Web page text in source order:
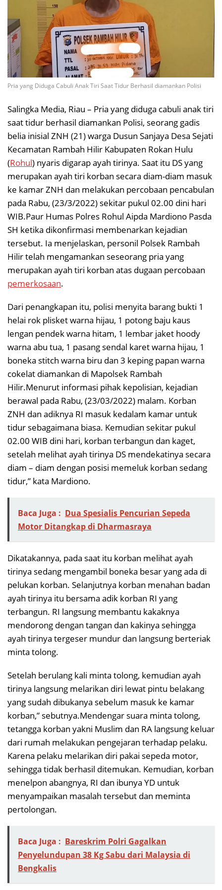
Pria yang Diduga Cabuli Anak Tiri Saat Tidur Berhasil diamankan Polisi
Salingka Media, Riau – Pria yang diduga cabuli anak tiri
saat tidur berhasil diamankan Polisi, seorang gadis
belia inisial ZNH (21) warga Dusun Sanjaya Desa Sejati
Kecamatan Rambah Hilir Kabupaten Rokan Hulu
(Rohul) nyaris digarap ayah tirinya. Saat itu DS yang
merupakan ayah tiri korban secara diam-diam masuk
ke kamar ZNH dan melakukan percobaan pencabulan
pada Rabu, (23/3/2022) sekitar pukul 02.00 dini hari
WIB.Paur Humas Polres Rohul Aipda Mardiono Pasda
SH ketika dikonfirmasi membenarkan kejadian
tersebut. Ia menjelaskan, personil Polsek Rambah
Hilir telah mengamankan seseorang pria yang
merupakan ayah tiri korban atas dugaan percobaan
pemerkosaan.
Dari penangkapan itu, polisi menyita barang bukti 1
helai rok plisket warna hijau, 1 potong baju kaus
lengan pendek warna hitam, 1 lembar jaket hoody
warna abu tua, 1 pasang sendal karet warna hijau, 1
boneka stitch warna biru dan 3 keping papan warna
cokelat diamankan di Mapolsek Rambah
Hilir.Menurut informasi pihak kepolisian, kejadian
berawal pada Rabu, (23/03/2022) malam. Korban
ZNH dan adiknya RI masuk kedalam kamar untuk
tidur sebagaimana biasa. Kemudian sekitar pukul
02.00 WIB dini hari, korban terbangun dan kaget,
setelah melihat ayah tirinya DS mendekatinya secara
diam – diam dengan posisi memeluk korban sedang
tidur,” kata Mardiono.
Baca Juga : Dua Spesialis Pencurian Sepeda
Motor Ditangkap di Dharmasraya
Dikatakannya, pada saat itu korban melihat ayah
tirinya sedang mengambil boneka besar yang ada di
pelukan korban. Selanjutnya korban menahan badan
ayah tirinya itu bersama adik korban RI yang
terbangun. RI langsung membantu kakaknya
mendorong dengan tangan dan kakinya sehingga
ayah tirinya tergeser mundur dan langsung berteriak
minta tolong.
Setelah berulang kali minta tolong, kemudian ayah
tirinya langsung melarikan diri lewat pintu belakang
yang sudah dibukanya sebelum masuk ke kamar
korban,” sebutnya.Mendengar suara minta tolong,
tetangga korban yakni Muslim dan RA langsung keluar
dari rumah melakukan pengejaran terhadap pelaku.
Karena pelaku melarikan diri pakai sepeda motor,
sehingga tidak berhasil ditemukan. Kemudian, korban
menelpon abangnya, RI dan ibunya YD untuk
menyampaikan masalah tersebut dan meminta
pertolongan.
Baca Juga : Bareskrim Polri Gagalkan
Penyelundupan 38 Kg Sabu dari Malaysia di
Bengkalis